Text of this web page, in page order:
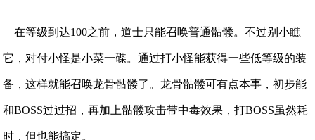
在等级到达100之前，道士只能召唤普通骷髅。不过别小瞧
它，对付小怪是小菜一碟。通过打小怪能获得一些低等级的装
备，这样就能召唤龙骨骷髅了。龙骨骷髅可有点本事，初步能
和BOSS过过招，再加上骷髅攻击带中毒效果，打BOSS虽然耗
时，但也能搞定。